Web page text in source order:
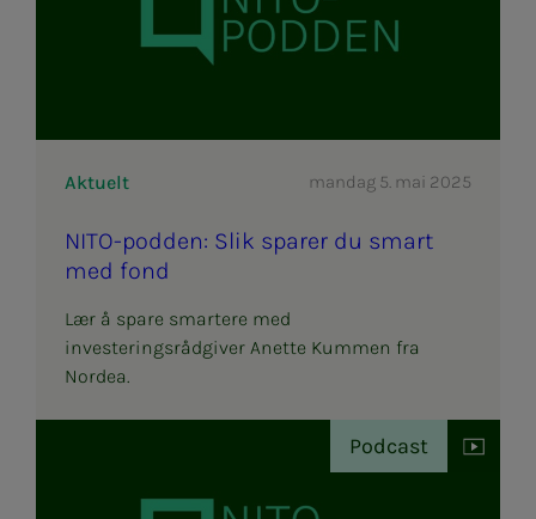
Aktuelt mandag 5. mai 2025
NITO-podden: Slik spa­­­rer du smart
med fond
Lær å spare smartere med
investeringsrådgiver Anette Kummen fra
Nordea.
Podcast